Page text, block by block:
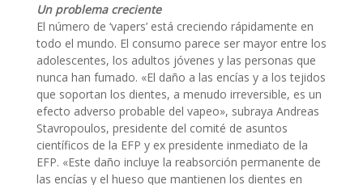
Un problema creciente
El número de ‘vapers’ está creciendo rápidamente en
todo el mundo. El consumo parece ser mayor entre los
adolescentes, los adultos jóvenes y las personas que
nunca han fumado. «El daño a las encías y a los tejidos
que soportan los dientes, a menudo irreversible, es un
efecto adverso probable del vapeo», subraya Andreas
Stavropoulos, presidente del comité de asuntos
científicos de la EFP y ex presidente inmediato de la
EFP. «Este daño incluye la reabsorción permanente de
las encías y el hueso que mantienen los dientes en